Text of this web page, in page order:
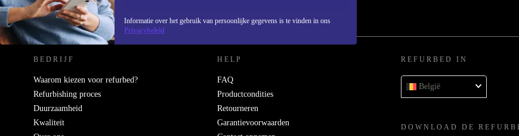
Informatie over het gebruik van persoonlijke gegevens is te vinden in ons
Privacybeleid
REFURBED NEDERLAND - RETHINK NEW.
BEDRIJF
Waarom kiezen voor refurbed?
Refurbishing proces
Duurzaamheid
Kwaliteit
HELP
FAQ
Productcondities
Retourneren
Garantievoorwaarden
REFURBED IN
België
DOWNLOAD DE